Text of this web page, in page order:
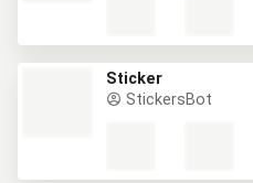
Sticker
StickersBot